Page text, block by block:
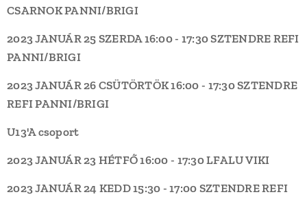
CSARNOKPANNI/BRIGI
2023 JANUÁR 25 SZERDA16:00 - 17:30SZTENDRE REFI
PANNI/BRIGI
2023 JANUÁR 26 CSÜTÖRTÖK16:00 - 17:30SZTENDRE
REFIPANNI/BRIGI
U13'A csoport
2023 JANUÁR 23 HÉTFŐ16:00 - 17:30LFALUVIKI
2023 JANUÁR 24 KEDD15:30 - 17:00 SZTENDRE REFI